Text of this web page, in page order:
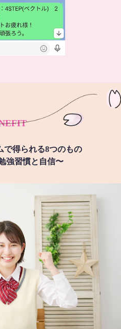
で得られる8つのもの
強習慣と自信〜